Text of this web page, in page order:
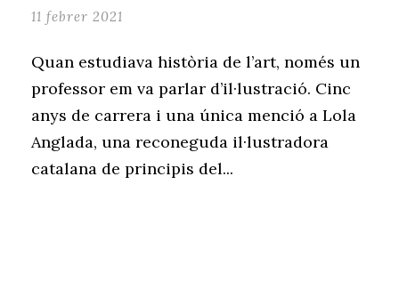
11 febrer 2021
Quan estudiava història de l’art, només un
professor em va parlar d’il·lustració. Cinc
anys de carrera i una única menció a Lola
Anglada, una reconeguda il·lustradora
catalana de principis del...